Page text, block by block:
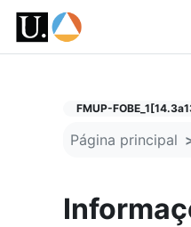
Ir para o conteúdo principal
FMUP-
Página principal